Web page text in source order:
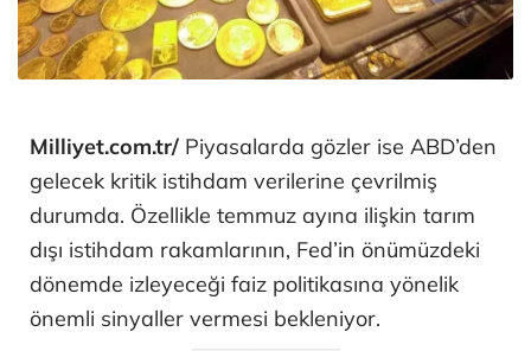
Milliyet.com.tr/ Piyasalarda gözler ise ABD’den
gelecek kritik istihdam verilerine çevrilmiş
durumda. Özellikle temmuz ayına ilişkin tarım
dışı istihdam rakamlarının, Fed’in önümüzdeki
dönemde izleyeceği faiz politikasına yönelik
önemli sinyaller vermesi bekleniyor.